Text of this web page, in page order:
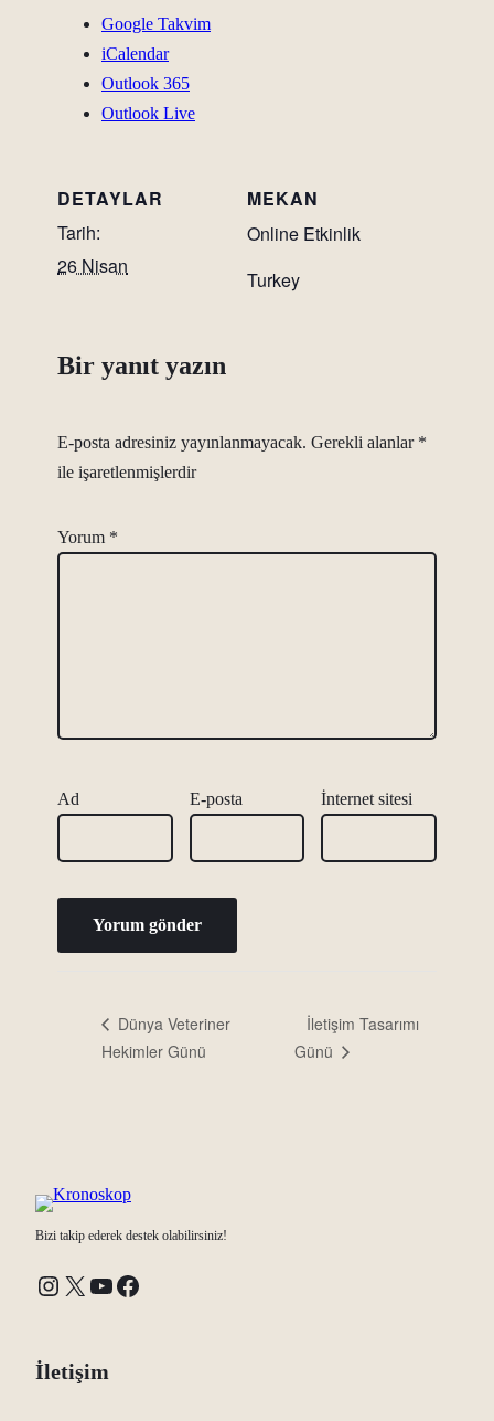
Google Takvim
iCalendar
Outlook 365
Outlook Live
DETAYLAR
Tarih:
26 Nisan
MEKAN
Online Etkinlik
Turkey
Bir yanıt yazın
E-posta adresiniz yayınlanmayacak. Gerekli alanlar *
ile işaretlenmişlerdir
Yorum *
Ad E-posta İnternet sitesi
Dünya Veteriner
Hekimler Günü
İletişim Tasarımı
Günü
Bizi takip ederek destek olabilirsiniz!
Instagram X YouTube Facebook
İletişim